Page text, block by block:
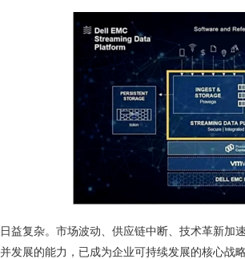
益复杂。市场波动、供应链中断、技术革新
发展的能力，已成为企业可持续发展的核心